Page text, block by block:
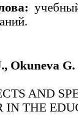
Okuneva
AND
IN THE